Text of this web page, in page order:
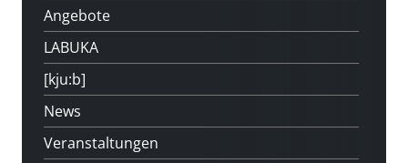
Angebote
LABUKA
[kju:b]
News
Veranstaltungen